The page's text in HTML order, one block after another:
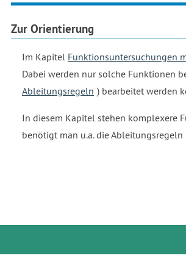
Zur Orientierung
Im Kapitel Funktionsuntersuchungen
Dabei werden nur solche Funktionen
Ableitungsregeln ) bearbeitet werden
In diesem Kapitel stehen komplexere
benötigt man u.a. die
E-Mail
Seite*
Fehlerbeschreibung*